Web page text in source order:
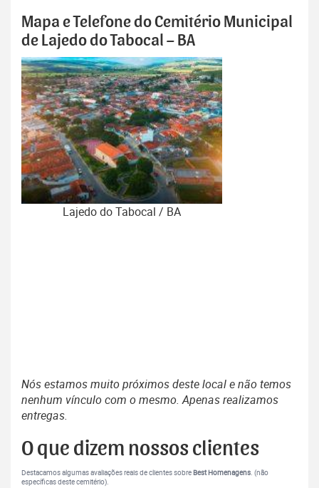
Mapa e Telefone do Cemitério Municipal
de Lajedo do Tabocal – BA
Lajedo do Tabocal / BA
Nós estamos muito próximos deste local e não temos
nenhum vínculo com o mesmo. Apenas realizamos
entregas.
O que dizem nossos clientes
Destacamos algumas avaliações reais de clientes sobre Best Homenagens. (não
específicas deste cemitério).